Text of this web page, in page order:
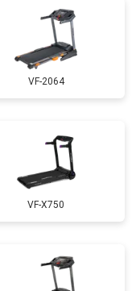
VF-2064
VF-X750